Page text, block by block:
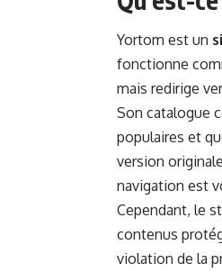
Yortom est un
fonctionne
mais redirige
Son catalogue
populaires et
version
navigation est
Cependant, le
contenus
violation de la